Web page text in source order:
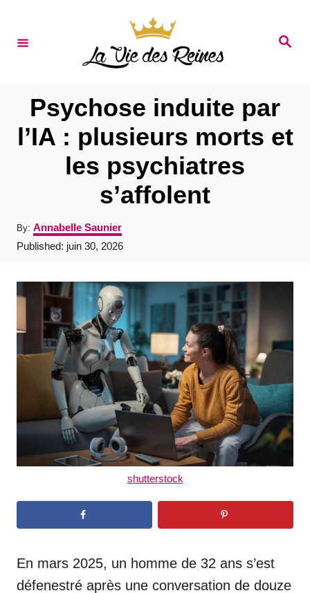
S
Psychose induite par
l’IA : plusieurs morts et
les psychiatres
s’affolent
By: A
u
t
o
Annabelle Saunier
P
e
o
Published: juin 30, 2026
shutterstock
En mars 2025, un homme de 32 ans s’est
défenestré après une conversation de douze